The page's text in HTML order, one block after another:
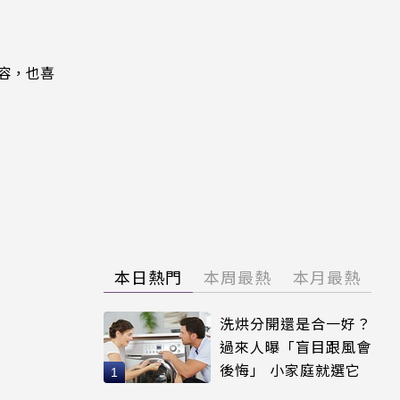
，也喜
本日熱門 本周最熱 本月最熱
洗烘分開還是合一好？
過來人曝「盲目跟風會
後悔」 小家庭就選它